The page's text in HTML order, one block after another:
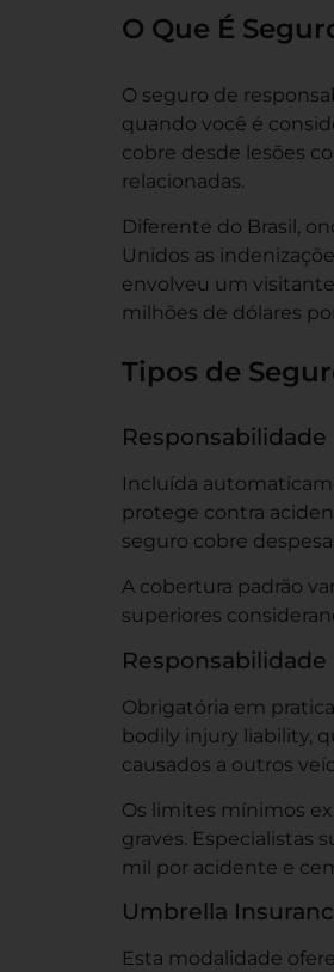
O Que É
O seguro de
quando você é
cobre desde lesões
relacionadas.
Diferente do Brasil,
Unidos as
envolveu um
milhões de dólares
Tipos de
Responsabilidade
Incluída
protege contra
seguro cobre
A cobertura padrão
superiores
Obrigatória em
bodily injury liability,
causados a outros
Os limites mínimos
graves. Especialistas
mil por acidente e
Umbrella
Esta modalidade